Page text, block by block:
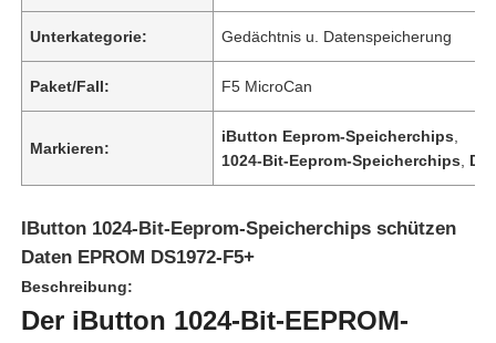
Unterkategorie: Gedächtnis u. Datenspeicherung
Paket/Fall: F5 MicroCan
Markieren:
iButton Eeprom-Speicherchips
1024-Bit-Eeprom-Speicherchips
IButton 1024-Bit-Eeprom-Speicherchips schützen
Daten EPROM DS1972-F5+
Beschreibung:
Der iButton 1024-Bit-EEPROM-